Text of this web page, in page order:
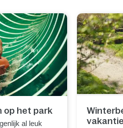
op het park
al leuk